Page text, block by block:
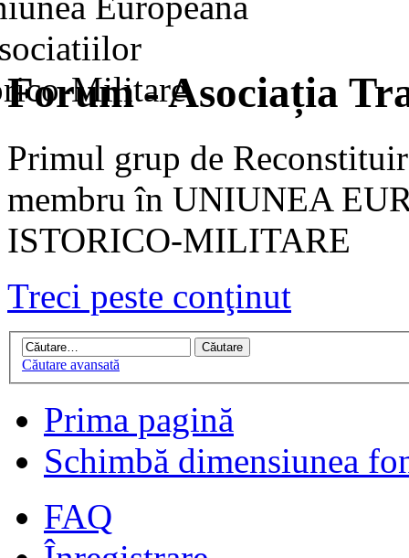
Forum - Asociația
Primul grup de
membru în UNIUNEA
ISTORICO-MILITARE
Treci peste conţinut
Căutare avansată
Prima pagină
Schimbă dimensiunea
FAQ